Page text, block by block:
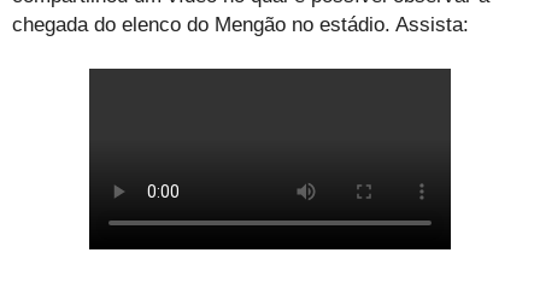
chegada do elenco do Mengão no estádio. Assista: